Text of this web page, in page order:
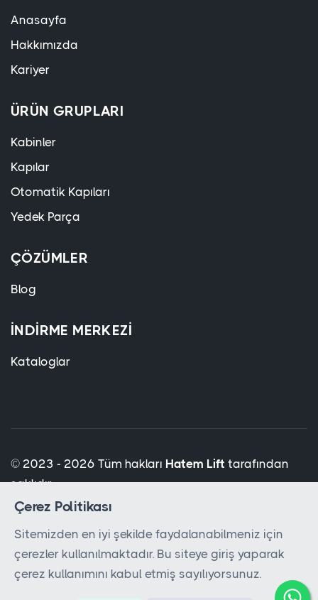
Anasayfa
Hakkımızda
Kariyer
ÜRÜN GRUPLARI
Kabinler
Kapılar
Otomatik Kapıları
Yedek Parça
ÇÖZÜMLER
Blog
İNDIRME MERKEZI
Kataloglar
© 2023 - 2026 Tüm hakları Hatem Lift tarafından
saklıdır.
Çerez Politikası
Sitemizden en iyi şekilde faydalanabilmeniz için
çerezler kullanılmaktadır. Bu siteye giriş yaparak
çerez kullanımını kabul etmiş sayılıyorsunuz.